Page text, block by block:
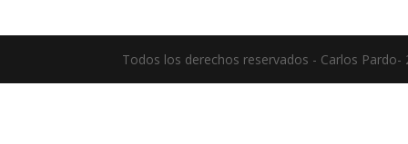
Todos los derechos reservados - Carlos Pardo-